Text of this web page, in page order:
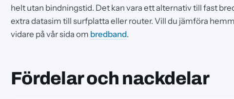
helt utan bindningstid. Det kan vara ett alternativ till fast
extra datasim till surfplatta eller router. Vill du jämföra
vidare på vår sida om bredband.
Fördelar och nackdelar